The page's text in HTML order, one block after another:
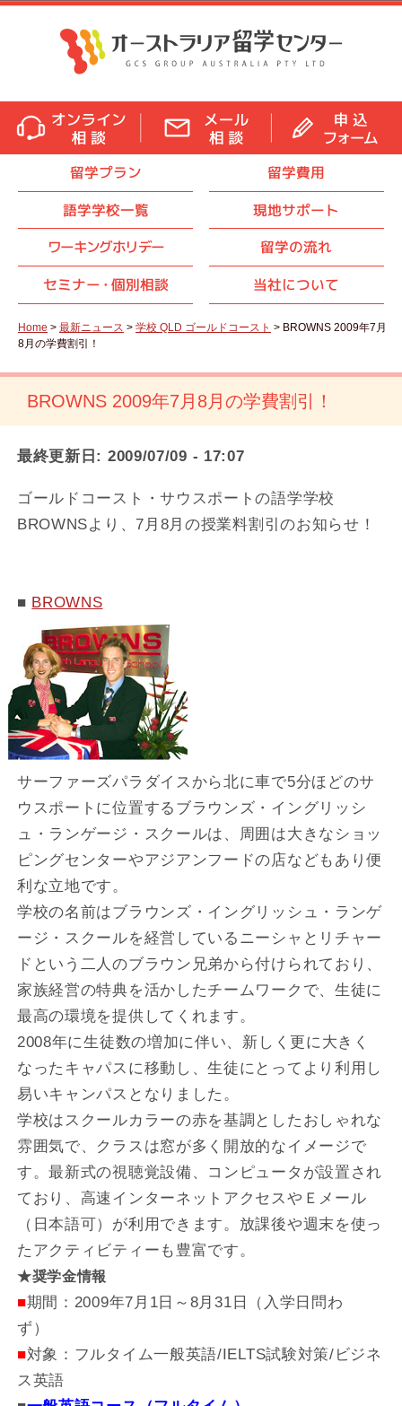
留学プラン
留学費用
語学学校一覧
現地サポート
ワーキングホリデー
留学の流れ
セミナー・ 個別相談 当社について
Home > 最新ニュース > 学校 QLD ゴールドコースト > BROWNS 2009年7月
8月の学費割引！
BROWNS 2009年7月8月の学費割引！
最終更新日: 2009/07/09 - 17:07
ゴールドコースト・サウスポートの語学学校
BROWNSより、7月8月の授業料割引のお知らせ！
■ BROWNS
サーファーズパラダイスから北に車で5分ほどのサ
ウスポートに位置するブラウンズ・イングリッシ
ュ・ランゲージ・スクールは、周囲は大きなショッ
ピングセンターやアジアンフードの店などもあり便
利な立地です。
学校の名前はブラウンズ・イングリッシュ・ランゲ
ージ・スクールを経営しているニーシャとリチャー
ドという二人のブラウン兄弟から付けられており、
家族経営の特典を活かしたチームワークで、生徒に
最高の環境を提供してくれます。
2008年に生徒数の増加に伴い、新しく更に大きく
なったキャパスに移動し、生徒にとってより利用し
易いキャンパスとなりました。
学校はスクールカラーの赤を基調としたおしゃれな
雰囲気で、クラスは窓が多く開放的なイメージで
す。最新式の視聴覚設備、コンピュータが設置され
ており、高速インターネットアクセスやＥメール
（日本語可）が利用できます。放課後や週末を使っ
たアクティビティーも豊富です。
★奨学金情報
■期間：2009年7月1日～8月31日（入学日問わ
ず）
■対象：フルタイム一般英語/IELTS試験対策/ビジネ
ス英語